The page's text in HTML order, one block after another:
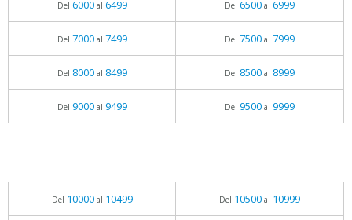
Del 6000al 6499 Del 6500al 6999
Del 7000al 7499 Del 7500al 7999
Del 8000al 8499 Del 8500al 8999
Del 9000al 9499 Del 9500al 9999
Del 10000al 10499 Del 10500al 10999